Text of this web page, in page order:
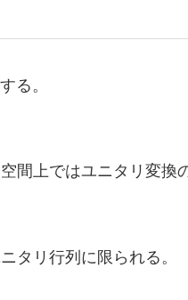
る。
間上ではユニタリ変換
タリ行列に限られる。